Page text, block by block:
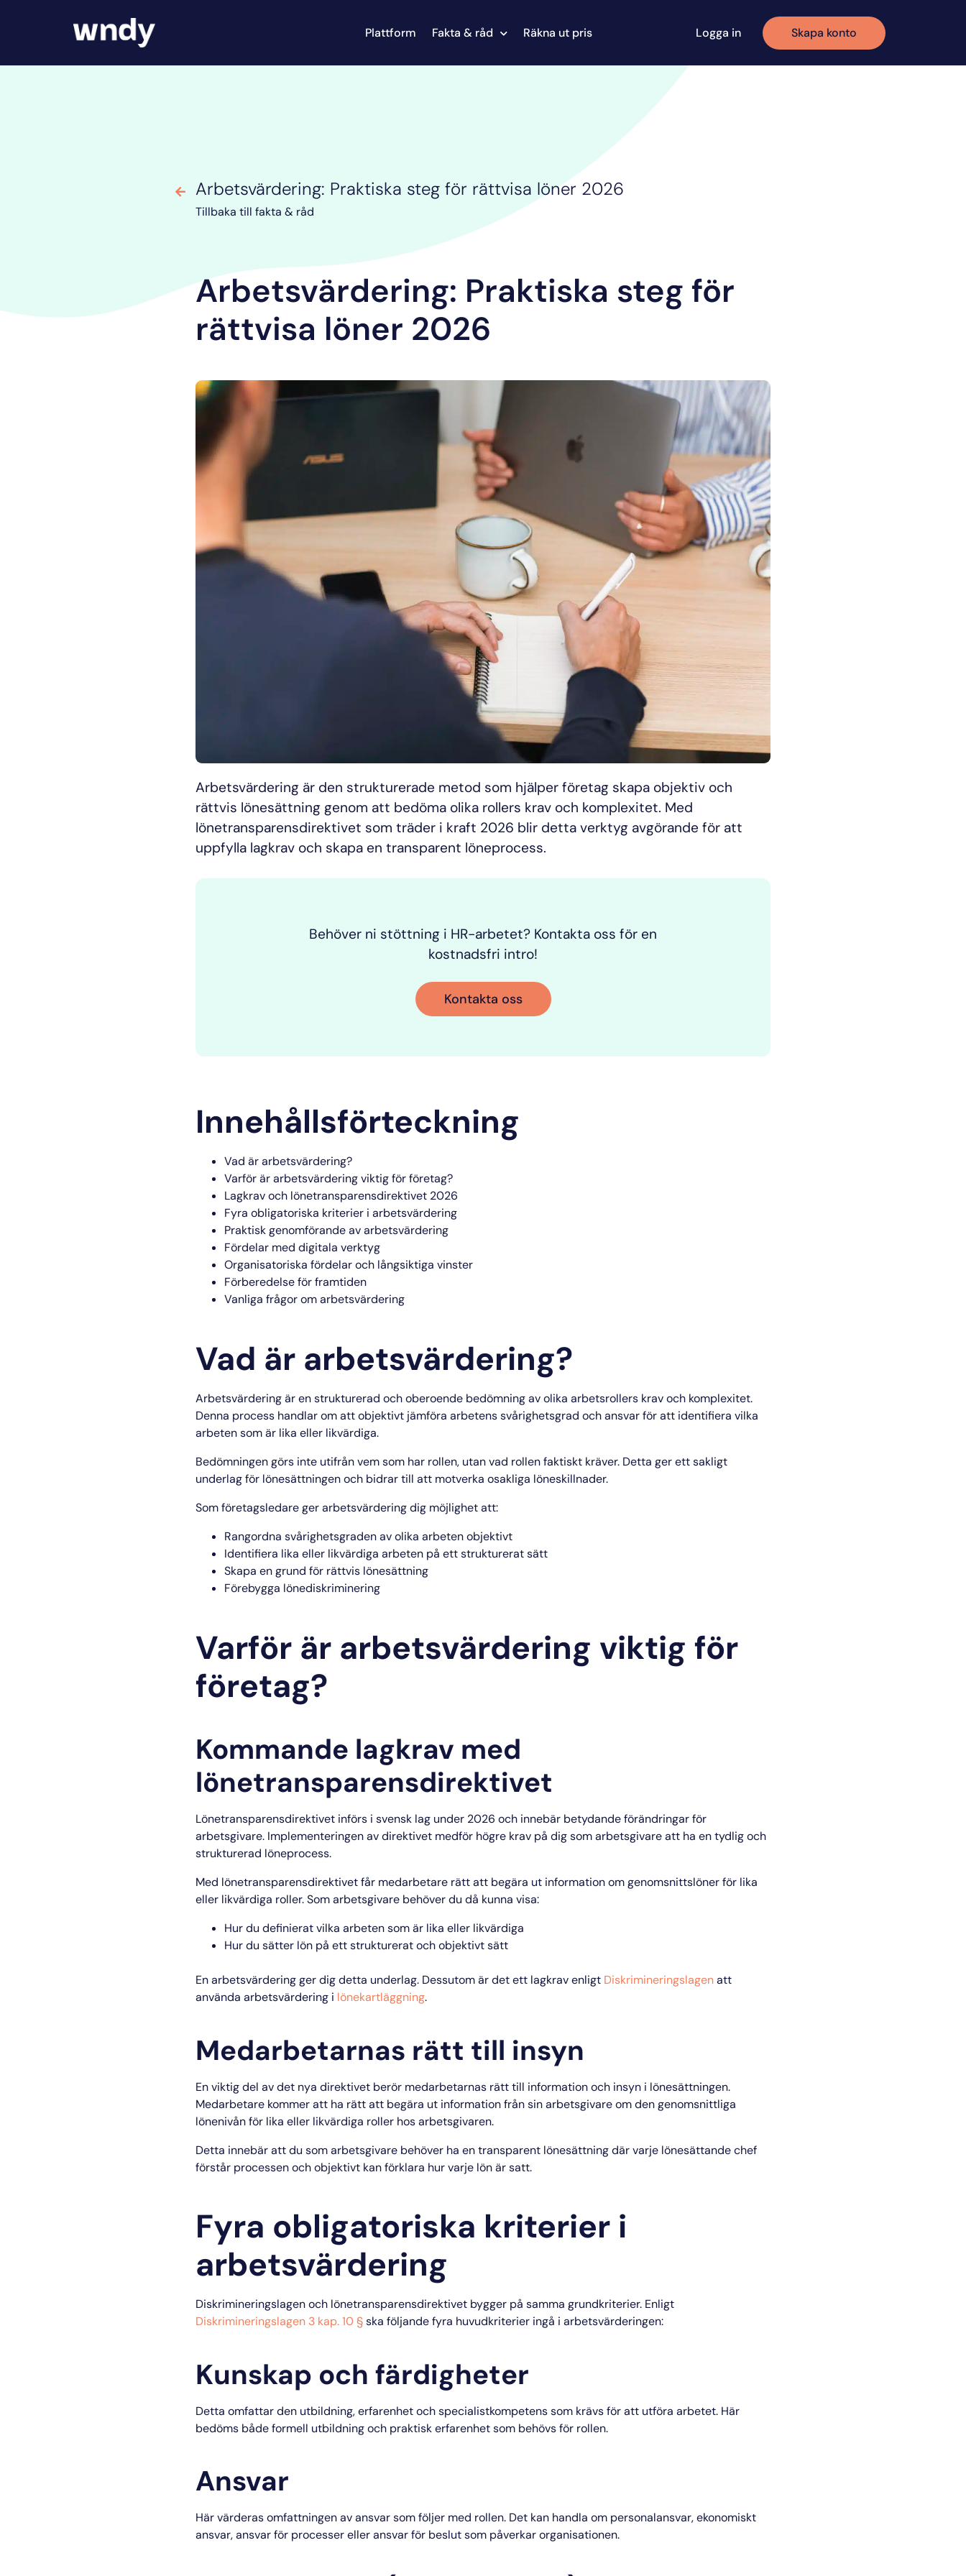
Plattform Fakta & råd Räkna ut pris Logga in Skapa konto
Arbetsvärdering: Praktiska steg för rättvisa löner 2026
Tillbaka till fakta & råd
Arbetsvärdering: Praktiska steg för
rättvisa löner 2026
Arbetsvärdering är den strukturerade metod som hjälper företag skapa objektiv och
rättvis lönesättning genom att bedöma olika rollers krav och komplexitet. Med
lönetransparensdirektivet som träder i kraft 2026 blir detta verktyg avgörande för att
uppfylla lagkrav och skapa en transparent löneprocess.
Behöver ni stöttning i HR-arbetet? Kontakta oss för en
kostnadsfri intro!
Kontakta oss
Innehållsförteckning
Vad är arbetsvärdering?
Varför är arbetsvärdering viktig för företag?
Lagkrav och lönetransparensdirektivet 2026
Fyra obligatoriska kriterier i arbetsvärdering
Praktisk genomförande av arbetsvärdering
Fördelar med digitala verktyg
Organisatoriska fördelar och långsiktiga vinster
Förberedelse för framtiden
Vanliga frågor om arbetsvärdering
Vad är arbetsvärdering?
Arbetsvärdering är en strukturerad och oberoende bedömning av olika arbetsrollers krav och komplexitet.
Denna process handlar om att objektivt jämföra arbetens svårighetsgrad och ansvar för att identifiera vilka
arbeten som är lika eller likvärdiga.
Bedömningen görs inte utifrån vem som har rollen, utan vad rollen faktiskt kräver. Detta ger ett sakligt
underlag för lönesättningen och bidrar till att motverka osakliga löneskillnader.
Som företagsledare ger arbetsvärdering dig möjlighet att:
Rangordna svårighetsgraden av olika arbeten objektivt
Identifiera lika eller likvärdiga arbeten på ett strukturerat sätt
Skapa en grund för rättvis lönesättning
Förebygga lönediskriminering
Varför är arbetsvärdering viktig för
företag?
Kommande lagkrav med
lönetransparensdirektivet
Lönetransparensdirektivet införs i svensk lag under 2026 och innebär betydande förändringar för
arbetsgivare. Implementeringen av direktivet medför högre krav på dig som arbetsgivare att ha en tydlig och
strukturerad löneprocess.
Med lönetransparensdirektivet får medarbetare rätt att begära ut information om genomsnittslöner för lika
eller likvärdiga roller. Som arbetsgivare behöver du då kunna visa:
Hur du definierat vilka arbeten som är lika eller likvärdiga
Hur du sätter lön på ett strukturerat och objektivt sätt
En arbetsvärdering ger dig detta underlag. Dessutom är det ett lagkrav enligt Diskrimineringslagenatt
använda arbetsvärdering i lönekartläggning.
Medarbetarnas rätt till insyn
En viktig del av det nya direktivet berör medarbetarnas rätt till information och insyn i lönesättningen.
Medarbetare kommer att ha rätt att begära ut information från sin arbetsgivare om den genomsnittliga
lönenivån för lika eller likvärdiga roller hos arbetsgivaren.
Detta innebär att du som arbetsgivare behöver ha en transparent lönesättning där varje lönesättande chef
förstår processen och objektivt kan förklara hur varje lön är satt.
Fyra obligatoriska kriterier i
arbetsvärdering
Diskrimineringslagen och lönetransparensdirektivet bygger på samma grundkriterier. Enligt
Diskrimineringslagen 3 kap. 10 §ska följande fyra huvudkriterier ingå i arbetsvärderingen:
Kunskap och färdigheter
Detta omfattar den utbildning, erfarenhet och specialistkompetens som krävs för att utföra arbetet. Här
bedöms både formell utbildning och praktisk erfarenhet som behövs för rollen.
Ansvar
Här värderas omfattningen av ansvar som följer med rollen. Det kan handla om personalansvar, ekonomiskt
ansvar, ansvar för processer eller ansvar för beslut som påverkar organisationen.